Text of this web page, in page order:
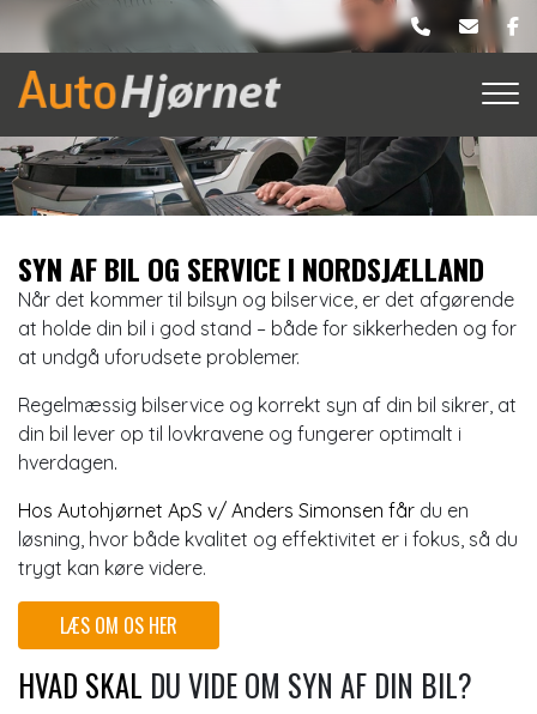
hovedindhold
SYN AF BIL OG SERVICE I NORDSJÆLLAND
Når det kommer til bilsyn og bilservice, er det afgørende
at holde din bil i god stand – både for sikkerheden og for
at undgå uforudsete problemer.
Regelmæssig bilservice og korrekt syn af din bil sikrer, at
din bil lever op til lovkravene og fungerer optimalt i
hverdagen.
Hos Autohjørnet ApS v/ Anders Simonsen får du en
løsning, hvor både kvalitet og effektivitet er i fokus, så du
trygt kan køre videre.
LÆS OM OS HER
HVAD SKAL DU VIDE OM SYN AF DIN BIL?